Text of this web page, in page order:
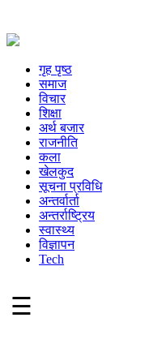
गृह पृष्ठ
समाज
विचार
शिक्षा
अर्थ बजार
राजनीति
कला
खेलकुद
सूचना प्रविधि
अन्तर्वार्ता
अन्तर्राष्ट्रिय
स्वास्थ्य
विज्ञापन
Tech
☰